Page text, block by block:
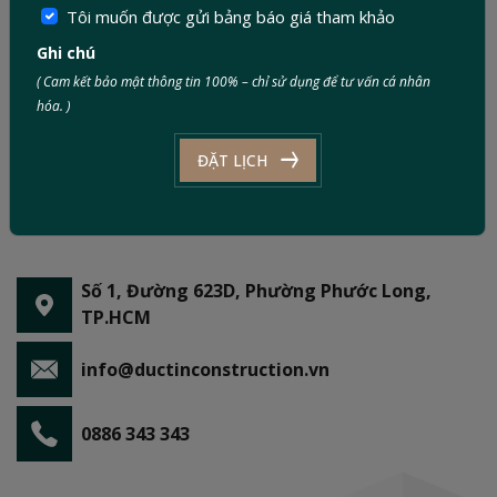
Số 1, Đường 623D, Phường Phước Long,
TP.HCM
info@ductinconstruction.vn
0886 343 343
Tôi muốn được gửi bảng báo giá tham khảo
Ghi chú
( Cam kết bảo mật thông tin 100% – chỉ sử dụng để tư vấn cá nhân
hóa. )
ĐẶT LỊCH